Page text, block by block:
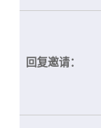
回复邀请：